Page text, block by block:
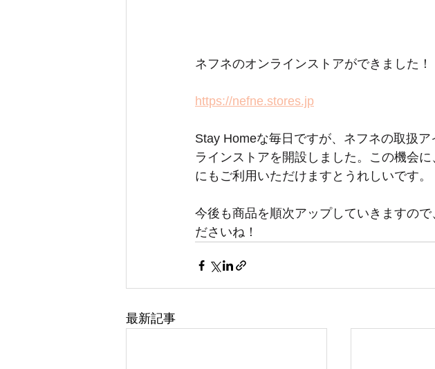
ネフネのオンラインストアができました！
https://nefne.stores.jp
Stay Homeな毎日ですが、ネフネの取扱
ラインストアを開設しました。この機会
にもご利用いただけますとうれしいです。
今後も商品を順次アップしていきますの
ださいね！
最新記事